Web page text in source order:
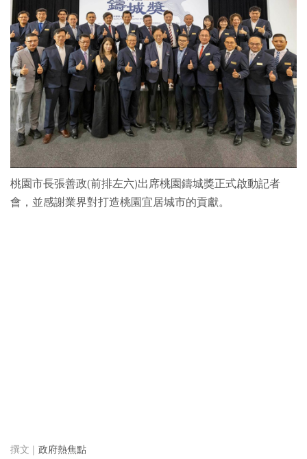
桃園市長張善政(前排左六)出席桃園鑄城獎正式啟動記者
會，並感謝業界對打造桃園宜居城市的貢獻。
政府熱焦點